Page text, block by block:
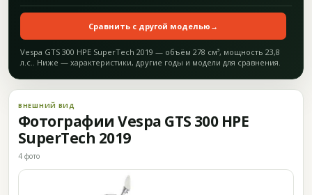
Сравнить с другой моделью →
Vespa GTS 300 HPE SuperTech 2019 — объём 278 см³, мощность 23,8
л.с.. Ниже — характеристики, другие годы и модели для сравнения.
ВНЕШНИЙ ВИД
Фотографии Vespa GTS 300 HPE
SuperTech 2019
4 фото